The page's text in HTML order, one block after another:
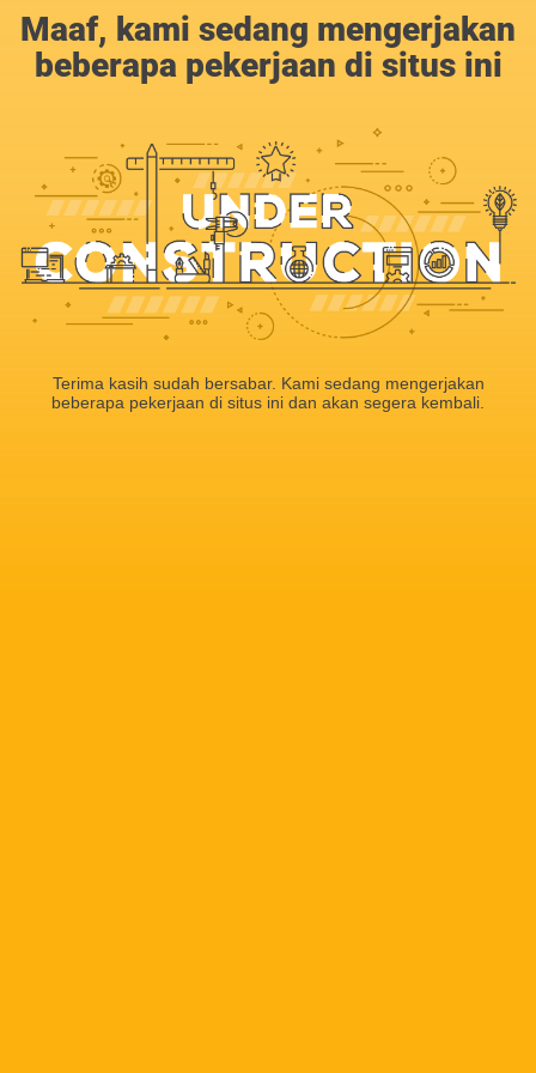
Maaf, kami sedang mengerjakan
beberapa pekerjaan di situs ini
Terima kasih sudah bersabar. Kami sedang mengerjakan
beberapa pekerjaan di situs ini dan akan segera kembali.